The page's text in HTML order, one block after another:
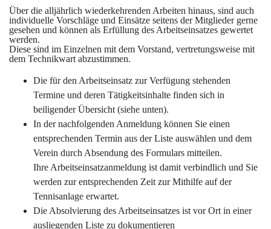
Über die alljährlich wiederkehrenden Arbeiten hinaus, sind auch
individuelle Vorschläge und Einsätze seitens der Mitglieder gerne
gesehen und können als Erfüllung des Arbeitseinsatzes gewertet
werden.
Diese sind im Einzelnen mit dem Vorstand, vertretungsweise mit
dem Technikwart abzustimmen.
Die für den Arbeitseinsatz zur Verfügung stehenden
Termine und deren Tätigkeitsinhalte finden sich in
beiligender Übersicht (siehe unten).
In der nachfolgenden Anmeldung können Sie einen
entsprechenden Termin aus der Liste auswählen und dem
Verein durch Absendung des Formulars mitteilen.
Ihre Arbeitseinsatzanmeldung ist damit verbindlich und Sie
werden zur entsprechenden Zeit zur Mithilfe auf der
Tennisanlage erwartet.
Die Absolvierung des Arbeitseinsatzes ist vor Ort in einer
ausliegenden Liste zu dokumentieren